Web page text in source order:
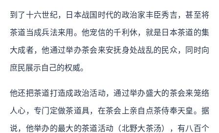
到了十六世纪，日本战国时代的政治家丰臣秀吉，甚至将
茶道当成兵法来用。他宠信的千利休，就是日本茶道的集
大成者，他通过举办茶会来安抚身处战乱的民众，同时向
庶民展示自己的权威。
他还把茶道打造成政治活动，通过举办盛大的茶会来笼络
人心，专门定做茶道具，在茶会上亲自点茶侍奉天皇。据
说，他举办的最大的茶道活动（北野大茶汤），有八百个